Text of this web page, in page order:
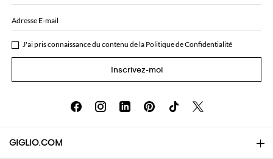
Adresse E-mail
J'ai pris connaissance du contenu de la Politique de Confidentialité
Inscrivez-moi
GIGLIO.COM